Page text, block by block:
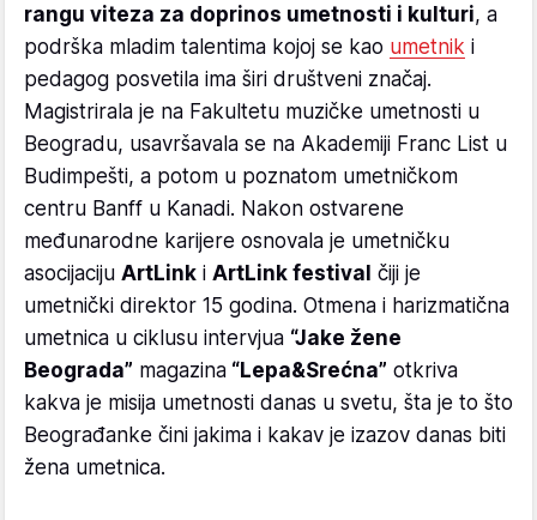
rangu viteza za doprinos umetnosti i kulturi, a
podrška mladim talentima kojoj se kao umetnik i
pedagog posvetila ima širi društveni značaj.
Magistrirala je na Fakultetu muzičke umetnosti u
Beogradu, usavršavala se na Akademiji Franc List u
Budimpešti, a potom u poznatom umetničkom
centru Banff u Kanadi. Nakon ostvarene
međunarodne karijere osnovala je umetničku
asocijaciju ArtLink i ArtLink festival čiji je
umetnički direktor 15 godina. Otmena i harizmatična
umetnica u ciklusu intervjua “Jake žene
Beograda” magazina “Lepa&Srećna” otkriva
kakva je misija umetnosti danas u svetu, šta je to što
Beograđanke čini jakima i kakav je izazov danas biti
žena umetnica.